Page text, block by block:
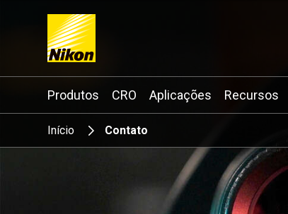
Search
Produtos CRO Aplicações Recursos
Início Contato